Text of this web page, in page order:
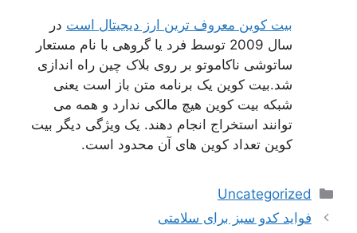
بیت کوین معروف ترین ارز دیجیتال است در
سال 2009 توسط فرد یا گروهی با نام مستعار
ساتوشی ناکاموتو بر روی بلاک چین راه اندازی
شد.بیت کوین یک برنامه متن باز است یعنی
شبکه بیت کوین هیچ مالکی ندارد و همه می
توانند استخراج انجام دهند. یک ویژگی دیگر بیت
کوین تعداد کوین های آن محدود است.
دسته‌ها
Uncategorized
فواید کدو سبز برای سلامتی